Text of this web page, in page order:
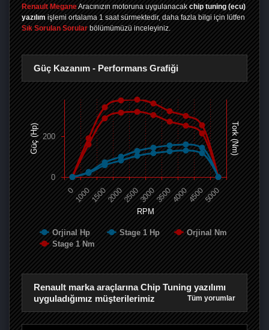
Renault MeganeAracınızın motoruna uygulanacak chip tuning (ecu)
yazılım işlemi ortalama 1 saat sürmektedir, daha fazla bilgi için lütfen
Sık Sorulan Sorular bölümümüzü inceleyiniz.
Güç Kazanım - Performans Grafiği
RPM
Güç (Hp) Tork (Nm)
Orjinal Hp Stage 1 Hp
Orjinal Nm
Stage 1 Nm
0 100015002000250030003500400045005000
0
200
Renault marka araçlarına Chip Tuning yazılımı
uyguladığımız müşterilerimiz
Tüm yorumlar